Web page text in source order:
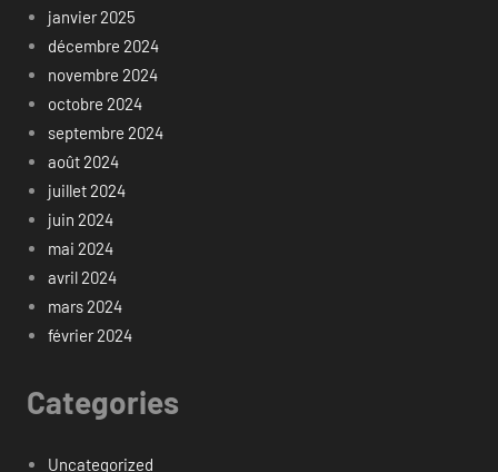
janvier 2025
décembre 2024
novembre 2024
octobre 2024
septembre 2024
août 2024
juillet 2024
juin 2024
mai 2024
avril 2024
mars 2024
février 2024
Categories
Uncategorized